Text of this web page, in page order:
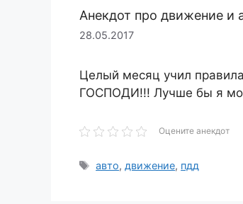
Анекдот про движение и
28.05.2017
Целый месяц учил
ГОСПОДИ!!! Лучше бы я
Оцените анекдот
Метки
авто, движение, пдд